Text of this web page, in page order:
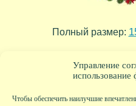
Управление
использование
Чтобы обеспечить наилучшие
Полный размер: